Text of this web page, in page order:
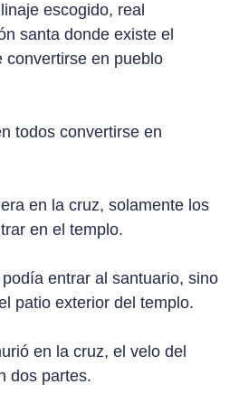
escogido, real
santa donde existe el
convertirse en pueblo
todos convertirse en
en la cruz, solamente los
en el templo.
entrar al santuario, sino
patio exterior del templo.
en la cruz, el velo del
dos partes.